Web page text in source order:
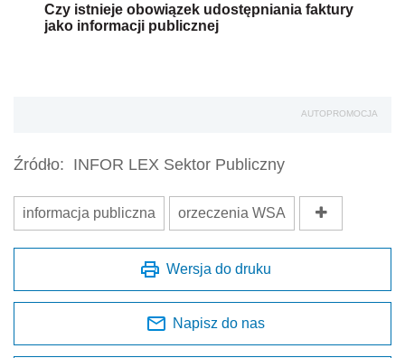
Czy istnieje obowiązek udostępniania faktury
jako informacji publicznej
AUTOPROMOCJA
Źródło: INFOR LEX Sektor Publiczny
informacja publiczna orzeczenia WSA
Wersja do druku
Napisz do nas